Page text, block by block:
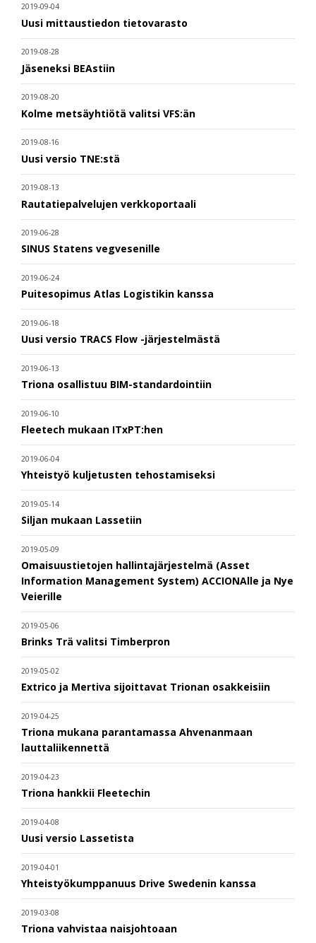
2019-09-04
Uusi mittaustiedon tietovarasto
2019-08-28
Jäseneksi BEAstiin
2019-08-20
Kolme metsäyhtiötä valitsi VFS:än
2019-08-16
Uusi versio TNE:stä
2019-08-13
Rautatiepalvelujen verkkoportaali
2019-06-28
SINUS Statens vegvesenille
2019-06-24
Puitesopimus Atlas Logistikin kanssa
2019-06-18
Uusi versio TRACS Flow -järjestelmästä
2019-06-13
Triona osallistuu BIM-standardointiin
2019-06-10
Fleetech mukaan ITxPT:hen
2019-06-04
Yhteistyö kuljetusten tehostamiseksi
2019-05-14
Siljan mukaan Lassetiin
2019-05-09
Omaisuustietojen hallintajärjestelmä (Asset
Information Management System) ACCIONAlle ja Nye
Veierille
2019-05-06
Brinks Trä valitsi Timberpron
2019-05-02
Extrico ja Mertiva sijoittavat Trionan osakkeisiin
2019-04-25
Triona mukana parantamassa Ahvenanmaan
lauttaliikennettä
2019-04-23
Triona hankkii Fleetechin
2019-04-08
Uusi versio Lassetista
2019-04-01
Yhteistyökumppanuus Drive Swedenin kanssa
2019-03-08
Triona vahvistaa naisjohtoaan